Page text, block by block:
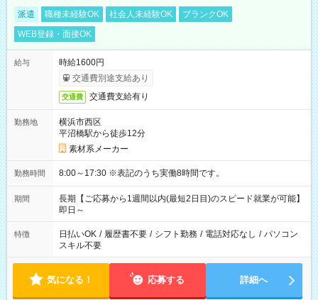
派遣 職種未経験OK 社会人未経験OK
ブランクOK
WEB登録・面接OK
給与
時給1600円
交通費別途支給あり
交通費 交通費支給有り
勤務地
横浜市西区
平沼橋駅から徒歩12分
素材系メーカー
勤務時間 8:00～17:30 ※表記のうち実働8時間です。
期間
長期【ご応募から1週間以内(最短2日目)のスピード就業が可能】
即日～
特徴 日払いOK / 履歴書不要 / シフト勤務 / 電話対応なし / パソコン
スキル不要
気になる！ 応募する 詳細へ